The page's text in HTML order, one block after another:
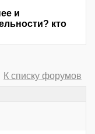
и
кто
К списку форумов